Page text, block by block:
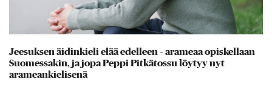
Jeesuksen äidinkieli elää edelleen – arameaa opiskellaan
Suomessakin, ja jopa Peppi Pitkätossu löytyy nyt
arameankielisenä